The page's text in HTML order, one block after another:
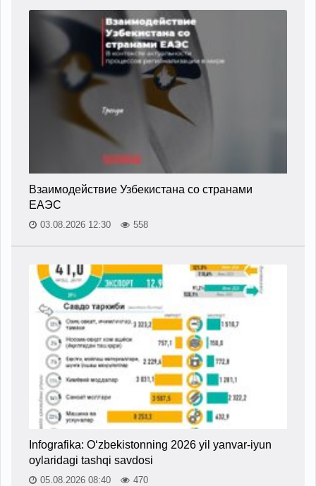
Взаимодействие Узбекистана со странами
ЕАЭС
03.08.2026 12:30 558
Infografika: O‘zbekistonning 2026 yil yanvar-iyun
oylaridagi tashqi savdosi
05.08.2026 08:40 470